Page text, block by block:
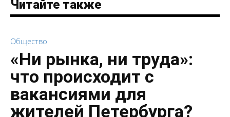
Читайте также
Общество
«Ни рынка, ни труда»:
что происходит с
вакансиями для
жителей Петербурга?